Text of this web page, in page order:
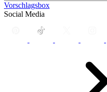
Vorschlagsbox
Social Media